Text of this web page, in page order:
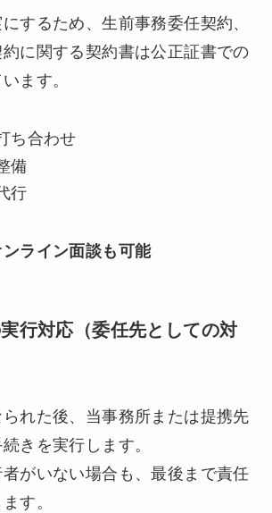
するため、生前事務委任契約、
に関する契約書は公正証書での
ます。
ち合わせ
備
行
ライン面談も可能
行対応（委任先としての対
れた後、当事務所または提携先
きを実行します。
がいない場合も、最後まで責任
す。